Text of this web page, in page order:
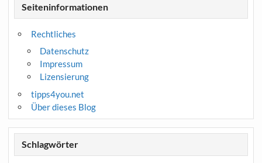
Seiteninformationen
Rechtliches
Datenschutz
Impressum
Lizensierung
tipps4you.net
Über dieses Blog
Schlagwörter